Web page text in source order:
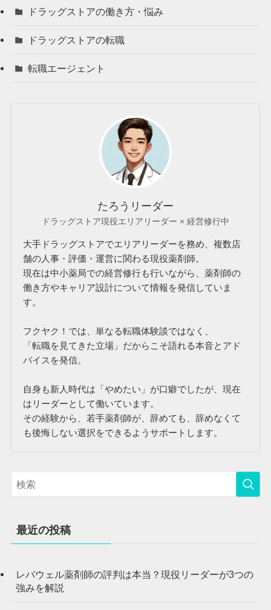
ドラッグストアの働き方・悩み
ドラッグストアの転職
転職エージェント
たろうリーダー
ドラッグストア現役エリアリーダー × 経営修行中
大手ドラッグストアでエリアリーダーを務め、複数店
舗の人事・評価・運営に関わる現役薬剤師。
現在は中小薬局での経営修行も行いながら、薬剤師の
働き方やキャリア設計について情報を発信していま
す。
フクヤク！では、単なる転職体験談ではなく、
「転職を見てきた立場」だからこそ語れる本音とアド
バイスを発信。
自身も新人時代は「やめたい」が口癖でしたが、現在
はリーダーとして働いています。
その経験から、若手薬剤師が、辞めても、辞めなくて
も後悔しない選択をできるようサポートします。
最近の投稿
レバウェル薬剤師の評判は本当？現役リーダーが3つの
強みを解説